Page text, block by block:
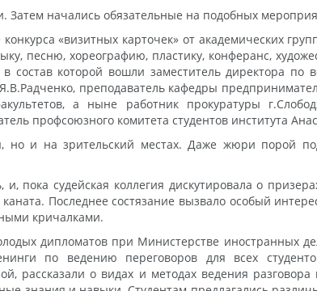
начались обязательные на подобных
«визитных карточек» от академических
песню, хореографию, пластику, конферанс,
в состав которой вошли заместитель директора
преподаватель кафедры
а ныне работник прокуратуры
профсоюзного комитета студентов института
но и на зрительский местах. Даже жюри порой
пока судейская коллегия дискутировала о
Последнее состязание вызвало особый
кричалками.
дипломатов при Министерстве иностранных
по ведению переговоров для всех
рассказали о видах и методах ведения